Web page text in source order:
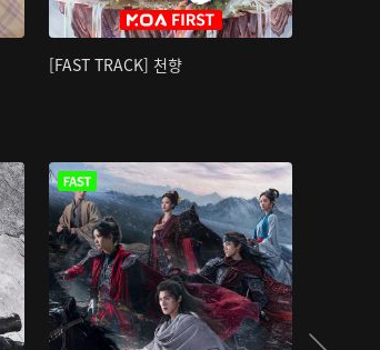
[FAST TRACK] 천향